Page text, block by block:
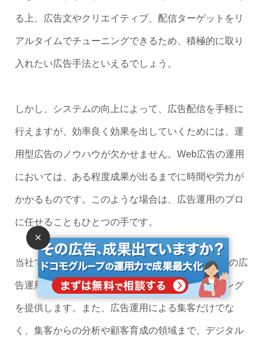
る上、広告文やクリエイティブ、配信ターゲットをリ
アルタイムでチューニングできるため、積極的に取り
入れたい広告手法といえるでしょう。
しかし、システムの向上によって、広告配信を手軽に
行えますが、効率良く効果を出していくためには、運
用型広告のノウハウが欠かせません。Web広告の運用
においては、ある程度成果が出るまでに時間や労力が
かかるものです。このような場合は、広告運用のプロ
に任せることもひとつの手です。
当社では、BtoC、BtoB問わず、様々な業種業態での広
告運用で得た知見に基づき、最適な広告プランニング
を提供します。また、広告運用による集客だけでな
く、集客からの分析や顧客育成の領域まで、デジタル
×